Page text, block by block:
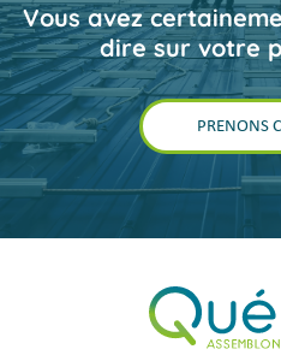
Vous avez
dire sur votre
PRENONS